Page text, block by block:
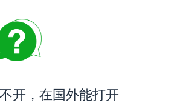
开，在国外能打开